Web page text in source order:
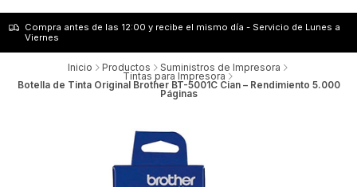
Compra antes de las 12:00 y recibe el mismo día - Servicio de Lunes a
Viernes
Inicio Productos Suministros de Impresora
Tintas para Impresora
Botella de Tinta Original Brother BT-5001C Cian – Rendimiento 5.000
Páginas